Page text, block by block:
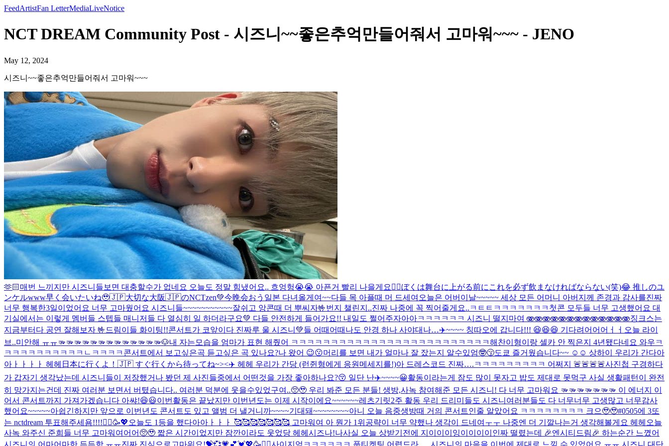
FeedArtistFan LetterMediaLiveNotice
NCT DREAM Community Post - 시즈니~~좋은추억만들어줘서 고마워~~~ - JENO
May 12, 2024
시즈니~~좋은추억만들어줘서 고마워~~~
🫶🏻매번 느끼지만 시즈니들보면 대충할수가 없네요 오늘도 정말 힘냈어요.. 흐엉헝😭😭 아픈거 빨리 나을게요🙂‍↕️ぼくは舞台に上がる前にこれを必ず飲まなければならない(笑)😂 推しのユ
ンケルwww早く会いたいね🥹🇯🇵大切な大阪🇯🇵のNCTzen💚今晩会おう 일본 다녀올게여~~다들 목 아플때 머 드세여 오늘은 어버이날~~~~~ 세상 모든 어머니 아버지께 존경과 감사를진짜
너무 행복한3일이었어요 너무 고마웠어요 시즈니들~~~~~~~~~~~잘쉬고 앙콘때 더 뿌씨자🤟번지 챌린지..진짜 나중에 꼭 찍어줄게요..ㅋㅌㅌㅋㅋㅋㅋㅋㅋㅋ 첫콘 모두들 너무 고생했어요 대
기실에서는 이렇게 멤버들 스텝들 매니저들 다 열심히 일 하더라구요💚 다들 안전하게 들어가요!! 내일도 쩔어주자아아ㅋㅋㅋㅋㅋㅋ 시즈니 떨지마여 🫨🫨🫨🫨🫨🫨🫨🫨🫨🫨🫨🫨🫨징크스는
지금부터다 공연 잘해보자 🤟 드림이들 화이팅!!콘서트가 코앞이다 진짜루 울 시즈니💚들 어때어때 나도 안경 하나 사야대나…✈️~~~~ 칭따오에 갑니다!!! 😆😆😆 기다려어어어ㅓㅓ 오늘 라이
브..미안해 ㅠㅠ🫳🫳🫳🫳🫳🫳🫳🫳🫳🫳🫳🫳🫳🐶내 자는모습을 엄마가 표현 해줬어 ㅋㅋㅋㅋㅋㅋㅋㅋㅋㅋㅋㅋㅋㅋㅋㅋㅋㅋㅋㅋㅋㅋㅋㅋㅋ해찬이형이랑 셀카 안 찍은지 4년됐다네요 와우ㅋ
ㅋㅋㅋㅋㅋㅋㅋㅋㅋㅋㄴㅋㅋㅋㅋ 콘서트에서 보고싶은곡 듣고싶은 곡 있나요?나 왔어 😉😗머리를 보면 내가 얼마나 잘 잤는지 알수있엄🤓😚도쿄 즐거웠습니다~~ ☺️☺️ 상하이 우리가 간다아
아ㅏㅏㅏㅏ 헤헤 日本に行くよ！🇯🇵 すぐ行くから待ってね~><✈️ 헤헤 우리가 간당 (런쥔형에게 응원메세지를!)아 드레스코드 진짜….ㅋㅋㅋㅋㅋㅋㅋㅋㅋ 어쩌지 🚨🚨🚨🚨사진첩 구경하다
가 갑자기 생각났는데 시즈니들이 저장했거나 봤던 제 사진들중에서 어떤것을 가장 좋아하나요?😚 일단 난✈️~~~~😀활동이라는게 잠도 많이 못자고 밥도 제대로 못먹구 사실 생활패턴이 완전
히 망가지는건데 진짜 여러분 보면서 버텼습니다.. 여러분 덕분에 웃을수있었구여..🥺🥹 우리 봐준 모든 분들! 생방,사녹 참여해준 모든 시즈니! 다 너무 고마워요 🫳🫳🫳🫳🫳🫳🫳 이 에너지 이
어서 콘서트까지 가져가겠습니다 아쌰!😆😃이번활동은 끝났지만 이번년도는 이제 시작이에요~~~~~~레츠기릿2주 활동 우리 드리미들도 시즈니여러분들도 다 너무너무 고생많고 너무감사
했어요~~~~~아쉽긴하지만 앞으로 이번년도 콘서트도 있고 앨범 더 낼거니까~~~~기대돼~~~~~~~~아니 오늘 음중생방때 거의 콘서트인줄 알았어요 ㅋㅋㅋㅋㅋㅋㅋㅋ 크으🥹🥹#0505에 3또
는 nctdream 투표해주세욤!!!!🙇‍♂️🥳💖 오늘도 1등을 했다아아ㅏㅏㅏ 🥰🥰🥰🥰🥰🥰🥰 고마워여 아 뭔가 1위공략이 너무 약했나 생각이 드네여ㅜㅜ 나중엔 더 기깔나는거 생각해볼게요 헤헤 오늘
사녹 와주신 준희들 너무 고마워여어어🥺🥹 짧은 시간이었지만 잠깐이라도 웃었당 헤헤 시즈나!나사실 오늘 상받기전에 지이이이잉이이이이인짜 떨렸는데 🎉엔시티드림🎉 하는순간 느꼈어
시즈니의 어마어마한 든든함 ㅠㅠ진짜 진심으로고마워요!💝💞💗💕💓💖🥳🙇‍♂️사이지엄ㅋㅋㅋㅋㅋㅋ 풉티켓팅 어렵드라…. 시즈니의 마음을 이번에 제대로 느낄 수 있었어요 ㅠㅠ 시즈니 대단